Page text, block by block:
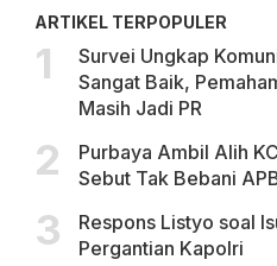
ARTIKEL TERPOPULER
Survei Ungkap
Sangat Baik,
Masih Jadi PR
Purbaya Ambil Alih
Sebut Tak Bebani
Respons Listyo soal
Pergantian Kapolri